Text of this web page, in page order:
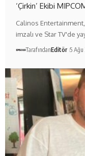
‘Çirkin’ Ekibi
Calinos Entertainment,
imzalı ve Star TV'de
TarafındanEditör 5